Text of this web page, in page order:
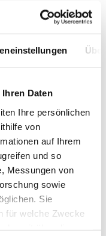
Daten
Ihre persönlichen
von
auf Ihrem
und so
Messungen von
sowie
Sie
für welche Zwecke